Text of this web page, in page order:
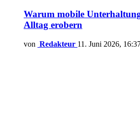
Warum mobile
Alltag erobern
von Redakteur 11. Juni 2026,